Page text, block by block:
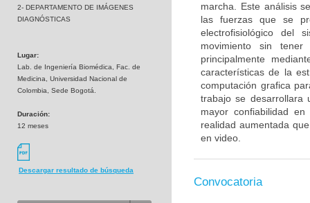
2- DEPARTAMENTO DE IMÁGENES
DIAGNÓSTICAS
Lugar:
Lab. de Ingeniería Biomédica, Fac. de
Medicina, Universidad Nacional de
Colombia, Sede Bogotá.
Duración:
12 meses
Descargar resultado de búsqueda
marcha. Este análisis
las fuerzas que se
electrofisiológico del
movimiento sin
principalmente
características de la
computación grafica
trabajo se desarrollara
mayor confiabilidad
realidad aumentada
en video.
Convocatoria